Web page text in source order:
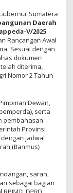
Sumatera
Daerah
V/2025
Rancangan Awal
Sesuai dengan
dokumen
diterima,
Nomor 2 Tahun
Dewan,
serta
pembahasan
Provinsi
jadwal
(Banmus)
saran,
sebagai bagian